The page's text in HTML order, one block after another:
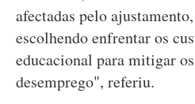
afectadas pelo
escolhendo enfrentar os
educacional para mitigar
desemprego", referiu.